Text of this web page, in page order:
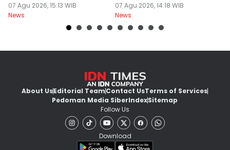
Internasional
07 Agu 2026, 15:13 WIB
News
07 Agu 2026, 14:18 WIB
News
About UsEditorial TeamContact UsTerms of Services
Pedoman Media SiberIndexSitemap
Follow Us
Download